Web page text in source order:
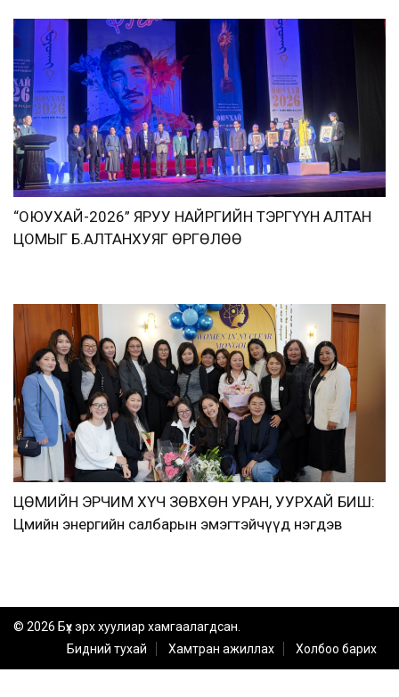
“ОЮУХАЙ-2026” ЯРУУ НАЙРГИЙН ТЭРГҮҮН АЛТАН
ЦОМЫГ Б.АЛТАНХУЯГ ӨРГӨЛӨӨ
ЦӨМИЙН ЭРЧИМ ХҮЧ ЗӨВХӨН УРАН, УУРХАЙ БИШ:
Цөмийн энергийн салбарын эмэгтэйчүүд нэгдэв
© 2026 Бүх эрх хуулиар хамгаалагдсан.
Бидний тухай
Хамтран ажиллах Холбоо барих